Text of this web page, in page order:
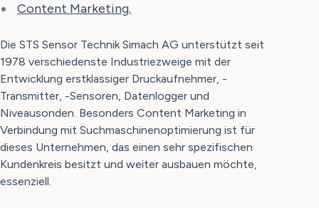
Content Marketing.
Die STS Sensor Technik Simach AG unterstützt seit
1978 verschiedenste Industriezweige mit der
Entwicklung erstklassiger Druckaufnehmer, -
Transmitter, -Sensoren, Datenlogger und
Niveausonden. Besonders Content Marketing in
Verbindung mit Suchmaschinenoptimierung ist für
dieses Unternehmen, das einen sehr spezifischen
Kundenkreis besitzt und weiter ausbauen möchte,
essenziell.